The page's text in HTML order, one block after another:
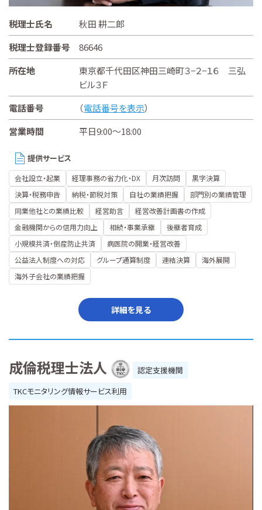
税理士氏名
秋田 耕二郎
税理士登録番号
86646
所在地
東京都千代田区神田三崎町３−２−１６ 三弘
ビル３Ｆ
電話番号
（電話番号を表示）
営業時間
平日9:00～18:00
提供サービス
会社設立・起業 経理事務の省力化・DX 月次訪問
黒字決算
決算・税務申告
納税・節税対策 自社の業績把握
部門別の業績管理
同業他社との業績比較
経営助言
経営改善計画書の作成
金融機関からの信用力向上
相続・事業承継
後継者育成
小規模共済・倒産防止共済
病医院の開業・経営改善
公益法人制度への対応
グループ通算制度 連結決算
海外展開
海外子会社の業績把握
詳細を見る
成倫税理士法人
認定支援機関
TKCモニタリング情報サービス利用